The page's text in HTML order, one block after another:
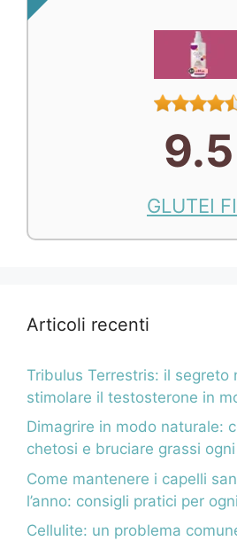
9.5
GLUTEI
Articoli recenti
Tribulus Terrestris: il segreto
stimolare il testosterone in
Dimagrire in modo naturale:
chetosi e bruciare grassi
Come mantenere i capelli
l’anno: consigli pratici per
Cellulite: un problema